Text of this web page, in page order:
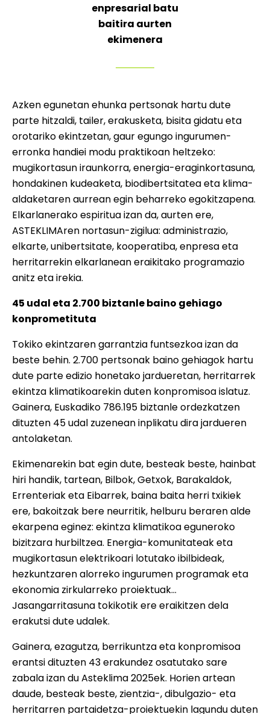
enpresarial batu
baitira aurten
ekimenera
Azken egunetan ehunka pertsonak hartu dute
parte hitzaldi, tailer, erakusketa, bisita gidatu eta
orotariko ekintzetan, gaur egungo ingurumen-
erronka handiei modu praktikoan heltzeko:
mugikortasun iraunkorra, energia-eraginkortasuna,
hondakinen kudeaketa, biodibertsitatea eta klima-
aldaketaren aurrean egin beharreko egokitzapena.
Elkarlanerako espiritua izan da, aurten ere,
ASTEKLIMAren nortasun-zigilua: administrazio,
elkarte, unibertsitate, kooperatiba, enpresa eta
herritarrekin elkarlanean eraikitako programazio
anitz eta irekia.
45 udal eta 2.700 biztanle baino gehiago
konprometituta
Tokiko ekintzaren garrantzia funtsezkoa izan da
beste behin. 2.700 pertsonak baino gehiagok hartu
dute parte edizio honetako jardueretan, herritarrek
ekintza klimatikoarekin duten konpromisoa islatuz.
Gainera, Euskadiko 786.195 biztanle ordezkatzen
dituzten 45 udal zuzenean inplikatu dira jardueren
antolaketan.
Ekimenarekin bat egin dute, besteak beste, hainbat
hiri handik, tartean, Bilbok, Getxok, Barakaldok,
Errenteriak eta Eibarrek, baina baita herri txikiek
ere, bakoitzak bere neurritik, helburu beraren alde
ekarpena eginez: ekintza klimatikoa eguneroko
bizitzara hurbiltzea. Energia-komunitateak eta
mugikortasun elektrikoari lotutako ibilbideak,
hezkuntzaren alorreko ingurumen programak eta
ekonomia zirkularreko proiektuak…
Jasangarritasuna tokikotik ere eraikitzen dela
erakutsi dute udalek.
Gainera, ezagutza, berrikuntza eta konpromisoa
erantsi dituzten 43 erakundez osatutako sare
zabala izan du Asteklima 2025ek. Horien artean
daude, besteak beste, zientzia-, dibulgazio- eta
herritarren partaidetza-proiektuekin lagundu duten